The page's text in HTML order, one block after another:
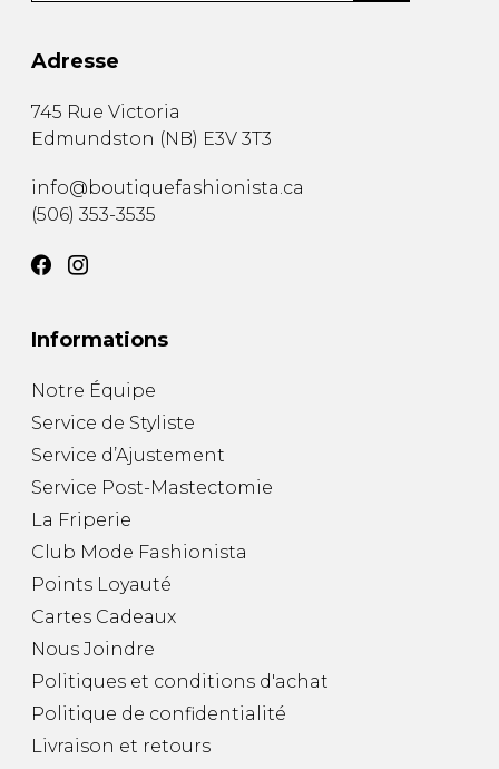
Adresse
745 Rue Victoria
Edmundston (NB) E3V 3T3
info@boutiquefashionista.ca
(506) 353-3535
Informations
Notre Équipe
Service de Styliste
Service d’Ajustement
Service Post-Mastectomie
La Friperie
Club Mode Fashionista
Points Loyauté
Cartes Cadeaux
Nous Joindre
Politiques et conditions d'achat
Politique de confidentialité
Livraison et retours